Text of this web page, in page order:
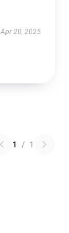
Apr 20, 2025
1 / 1